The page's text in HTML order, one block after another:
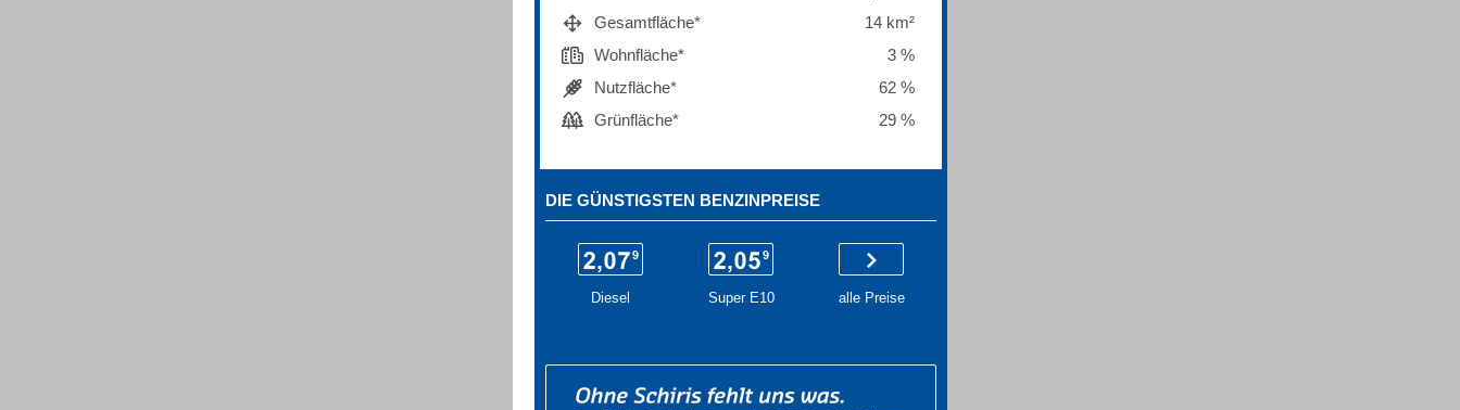
Gesamtfläche*
14 km²
Wohnfläche*
3 %
Nutzfläche*
62 %
Grünfläche*
29 %
DIE GÜNSTIGSTEN BENZINPREISE
Diesel Super E10 alle Preise